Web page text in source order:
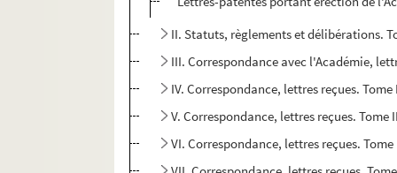
II. Statuts, règlements et délibérations.
III. Correspondance avec l'Académie,
IV. Correspondance, lettres reçues. Tome
V. Correspondance, lettres reçues. Tome
VI. Correspondance, lettres reçues. Tome